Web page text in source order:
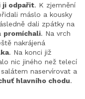
ji odpařit. K zjemnění
máslo a kousky
dali zpátky na
promíchali. Na vrch
nakrájená
. Na konci již
nic jiného než telecí
naservírovat a
hlavního chodu.